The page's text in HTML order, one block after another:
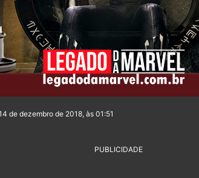
de dezembro de 2018, às 01:51
PUBLICIDADE